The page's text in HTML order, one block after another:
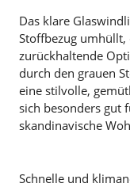
Das klare
Stoffbezug
zurückhaltende
durch den grauen
eine stilvolle,
sich besonders gut
skandinavische
Schnelle und